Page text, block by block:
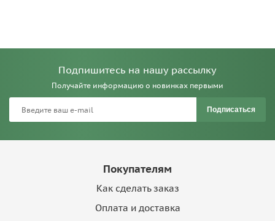
Подпишитесь на нашу рассылку
Получайте информацию о новинках первыми
Подписаться
Покупателям
Как сделать заказ
Оплата и доставка